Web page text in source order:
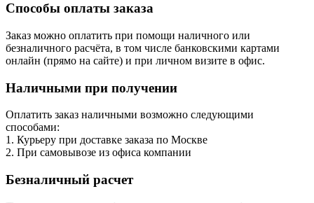
Способы оплаты заказа
Заказ можно оплатить при помощи наличного или
безналичного расчёта, в том числе банковскими картами
онлайн (прямо на сайте) и при личном визите в офис.
Наличными при получении
Оплатить заказ наличными возможно следующими
способами:
1. Курьеру при доставке заказа по Москве
2. При самовывозе из офиса компании
Безналичный расчет